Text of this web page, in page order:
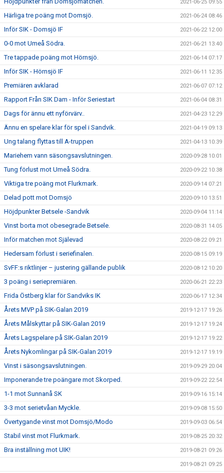
2021-06-25 09:55
Härliga tre poäng mot Domsjö. 2021-06-24 08:46
Inför SIK - Domsjö IF 2021-06-22 12:00
0-0 mot Umeå Södra. 2021-06-21 13:40
Tre tappade poäng mot Hörnsjö. 2021-06-14 07:17
Inför SIK - Hörnsjö IF 2021-06-11 12:35
Premiären avklarad 2021-06-07 07:12
Rapport Från SIK Dam - Inför Seriestart 2021-06-04 08:31
Dags för ännu ett nyförvärv.. 2021-04-23 12:29
Ännu en spelare klar för spel i Sandvik. 2021-04-19 09:13
Ung talang flyttas till A-truppen 2021-04-13 10:39
Mariehem vann säsongsavslutningen. 2020-09-28 10:01
Tung förlust mot Umeå Södra. 2020-09-22 10:38
Viktiga tre poäng mot Flurkmark. 2020-09-14 07:21
Delad pott mot Domsjö 2020-09-10 13:51
Höjdpunkter Betsele -Sandvik 2020-09-04 11:14
Vinst borta mot obesegrade Betsele. 2020-08-31 14:05
Inför matchen mot Själevad 2020-08-22 09:21
Hedersam förlust i seriefinalen. 2020-08-15 09:19
SvFF:s riktlinjer – justering gällande publik 2020-08-12 10:20
3 poäng i seriepremiären. 2020-06-21 22:23
Frida Östberg klar för Sandviks IK 2020-06-17 12:34
Årets MVP på SIK-Galan 2019 2019-12-17 19:26
Årets Målskyttar på SIK-Galan 2019 2019-12-17 19:24
Årets Lagspelare på SIK-Galan 2019 2019-12-17 19:22
Årets Nykomlingar på SIK-Galan 2019 2019-12-17 19:19
Vinst i säsongsavslutningen. 2019-09-29 20:04
Imponerande tre poängare mot Skorped. 2019-09-22 22:54
1-1 mot Sunnanå SK 2019-09-16 15:14
3-3 mot serietvåan Myckle. 2019-09-08 15:50
Övertygande vinst mot Domsjö/Modo 2019-09-03 06:54
Stabil vinst mot Flurkmark. 2019-08-25 20:32
Bra inställning mot UIK! 2019-08-21 09:26
2019-08-21 09:25